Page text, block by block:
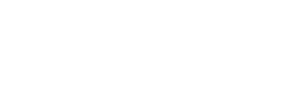
al producto y/o no seguir las instrucciones
de piezas. De no resultar posible su
de similares características o
cambio por un producto de mayor valor al
cubrir el precio del nuevo producto.